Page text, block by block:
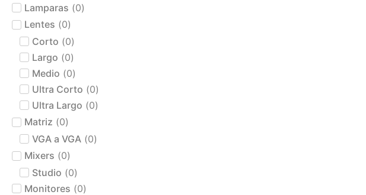
Lamparas (0)
Lentes (0)
Corto (0)
Largo (0)
Medio (0)
Ultra Corto (0)
Ultra Largo (0)
Matriz (0)
VGA a VGA (0)
Mixers (0)
Studio (0)
Monitores (0)